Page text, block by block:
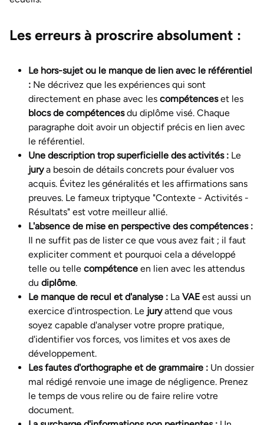
Les erreurs à proscrire absolument :
Le hors-sujet ou le manque de lien avec le référentiel
: Ne décrivez que les expériences qui sont
directement en phase avec les compétenceset les
blocs de compétencesdu diplôme visé. Chaque
paragraphe doit avoir un objectif précis en lien avec
le référentiel.
Une description trop superficielle des activités : Le
jurya besoin de détails concrets pour évaluer vos
acquis. Évitez les généralités et les affirmations sans
preuves. Le fameux triptyque "Contexte - Activités -
Résultats" est votre meilleur allié.
L'absence de mise en perspective des compétences :
Il ne suffit pas de lister ce que vous avez fait ; il faut
explicitercomment et pourquoi cela a développé
telle ou telle compétence en lien avec les attendus
du diplôme.
Le manque de recul et d'analyse : La VAE est aussi un
exercice d'introspection. Le juryattend que vous
soyez capable d'analyser votre propre pratique,
d'identifier vos forces, vos limites et vos axes de
développement.
Les fautes d'orthographe et de grammaire : Un dossier
mal rédigé renvoie une image de négligence. Prenez
le temps de vous relire ou de faire relire votre
document.